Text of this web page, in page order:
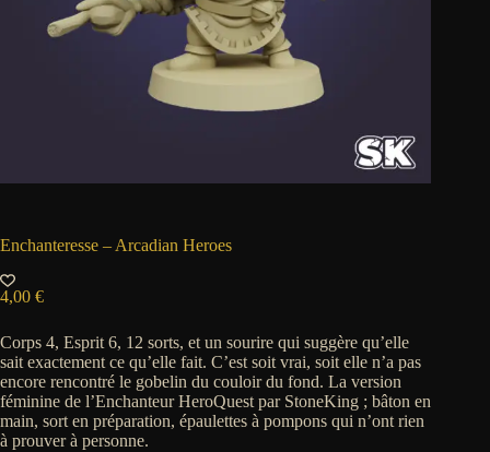
Enchanteresse – Arcadian Heroes
4,00 €
Corps 4, Esprit 6, 12 sorts, et un sourire qui suggère qu’elle
sait exactement ce qu’elle fait. C’est soit vrai, soit elle n’a pas
encore rencontré le gobelin du couloir du fond. La version
féminine de l’Enchanteur HeroQuest par StoneKing ; bâton en
main, sort en préparation, épaulettes à pompons qui n’ont rien
à prouver à personne.